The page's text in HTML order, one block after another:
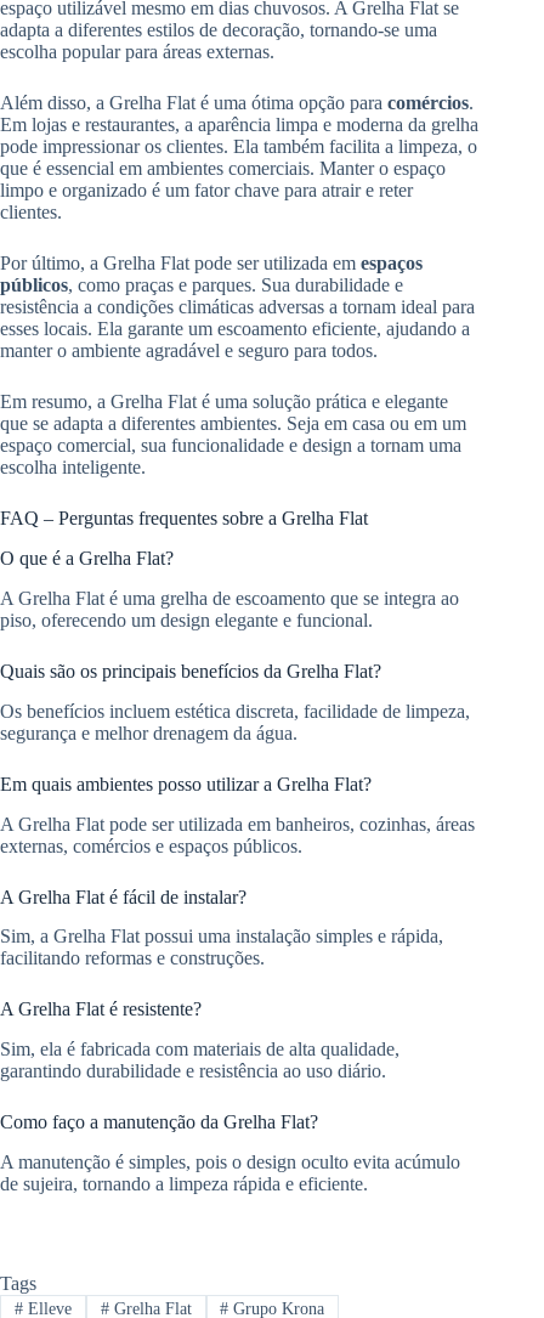
espaço utilizável mesmo em dias chuvosos. A Grelha Flat se
adapta a diferentes estilos de decoração, tornando-se uma
escolha popular para áreas externas.
Além disso, a Grelha Flat é uma ótima opção para comércios.
Em lojas e restaurantes, a aparência limpa e moderna da grelha
pode impressionar os clientes. Ela também facilita a limpeza, o
que é essencial em ambientes comerciais. Manter o espaço
limpo e organizado é um fator chave para atrair e reter
clientes.
Por último, a Grelha Flat pode ser utilizada em espaços
públicos, como praças e parques. Sua durabilidade e
resistência a condições climáticas adversas a tornam ideal para
esses locais. Ela garante um escoamento eficiente, ajudando a
manter o ambiente agradável e seguro para todos.
Em resumo, a Grelha Flat é uma solução prática e elegante
que se adapta a diferentes ambientes. Seja em casa ou em um
espaço comercial, sua funcionalidade e design a tornam uma
escolha inteligente.
FAQ – Perguntas frequentes sobre a Grelha Flat
O que é a Grelha Flat?
A Grelha Flat é uma grelha de escoamento que se integra ao
piso, oferecendo um design elegante e funcional.
Quais são os principais benefícios da Grelha Flat?
Os benefícios incluem estética discreta, facilidade de limpeza,
segurança e melhor drenagem da água.
Em quais ambientes posso utilizar a Grelha Flat?
A Grelha Flat pode ser utilizada em banheiros, cozinhas, áreas
externas, comércios e espaços públicos.
A Grelha Flat é fácil de instalar?
Sim, a Grelha Flat possui uma instalação simples e rápida,
facilitando reformas e construções.
A Grelha Flat é resistente?
Sim, ela é fabricada com materiais de alta qualidade,
garantindo durabilidade e resistência ao uso diário.
Como faço a manutenção da Grelha Flat?
A manutenção é simples, pois o design oculto evita acúmulo
de sujeira, tornando a limpeza rápida e eficiente.
Tags
#Elleve #Grelha Flat # Grupo Krona